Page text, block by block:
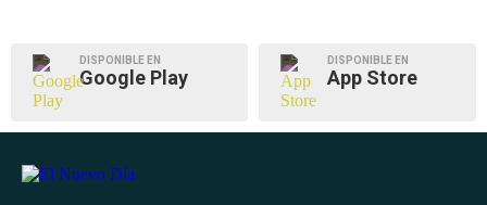
DISPONIBLE EN
Google Play
DISPONIBLE EN
App Store